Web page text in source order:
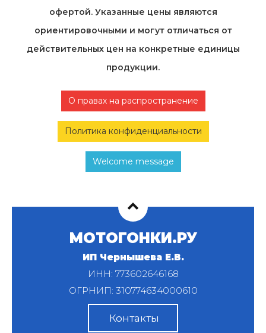
офертой. Указанные цены являются
ориентировочными и могут отличаться от
действительных цен на конкретные единицы
продукции.
О правах на распространение
Политика конфиденциальности
Welcome message
МОТОГОНКИ.РУ
ИП Чернышева Е.В.
ИНН: 773602646168
ОГРНИП: 310774634000610
Контакты